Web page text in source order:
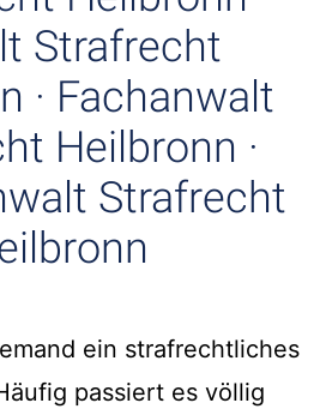
Strafrecht
· Fachanwalt
Heilbronn ·
Strafrecht
ein strafrechtliches
passiert es völlig